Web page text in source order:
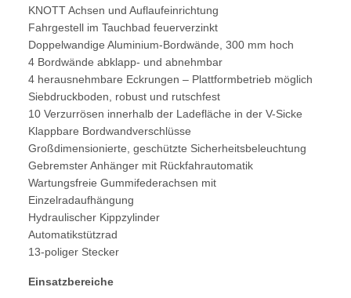
KNOTT Achsen und Auflaufeinrichtung
Fahrgestell im Tauchbad feuerverzinkt
Doppelwandige Aluminium-Bordwände, 300 mm hoch
4 Bordwände abklapp- und abnehmbar
4 herausnehmbare Eckrungen – Plattformbetrieb möglich
Siebdruckboden, robust und rutschfest
10 Verzurrösen innerhalb der Ladefläche in der V-Sicke
Klappbare Bordwandverschlüsse
Großdimensionierte, geschützte Sicherheitsbeleuchtung
Gebremster Anhänger mit Rückfahrautomatik
Wartungsfreie Gummifederachsen mit
Einzelradaufhängung
Hydraulischer Kippzylinder
Automatikstützrad
13-poliger Stecker
Einsatzbereiche